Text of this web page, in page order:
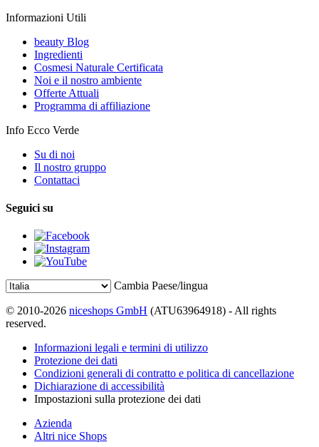
Informazioni Utili
beauty Blog
Ingredienti
Cosmesi Naturale Certificata
Noi e il nostro ambiente
Offerte Attuali
Programma di affiliazione
Info Ecco Verde
Su di noi
Il nostro gruppo
Contattaci
Seguici su
Cambia Paese/lingua
© 2010-2026 niceshops GmbH (ATU63964918) - All rights
reserved.
Informazioni legali e termini di utilizzo
Protezione dei dati
Condizioni generali di contratto e politica di cancellazione
Dichiarazione di accessibilità
Impostazioni sulla protezione dei dati
Azienda
Altri nice Shops